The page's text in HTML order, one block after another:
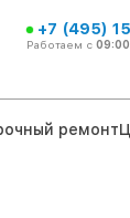
+7 (495)
Работаем с 09:00
ремонт